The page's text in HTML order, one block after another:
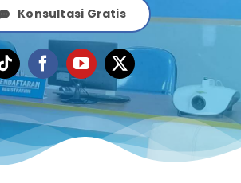
Konsultasi Gratis